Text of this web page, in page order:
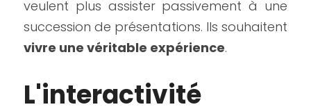
veulent plus assister passivement à une
vivre une véritable expérience.
L'interactivité